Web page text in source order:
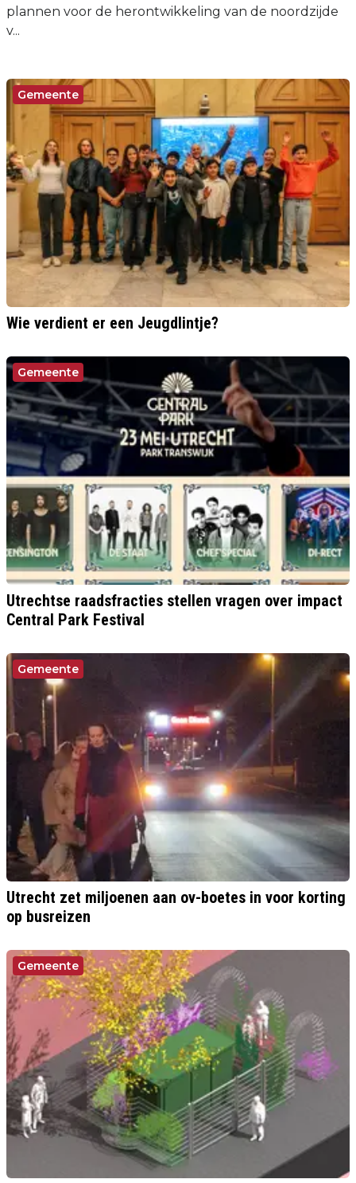
plannen voor de herontwikkeling van de noordzijde
v...
Gemeente
Wie verdient er een Jeugdlintje?
Gemeente
Utrechtse raadsfracties stellen vragen over impact
Central Park Festival
Gemeente
Utrecht zet miljoenen aan ov-boetes in voor korting
op busreizen
Gemeente